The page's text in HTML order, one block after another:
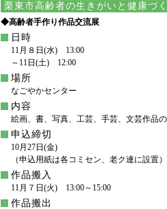
栗東市高齢者の生きがいと健康づ
◆高齢者手作り作品交流展
日時
11月８日(水) 13:00
～11日(土) 12:00
場所
なごやかセンター
内容
絵画、書、写真、工芸、手芸、文芸作品
申込締切
10月27日(金)
（申込用紙は各コミセン、老ク連に設置）
作品搬入
11月７日(火) 13:00～15:00
作品搬出